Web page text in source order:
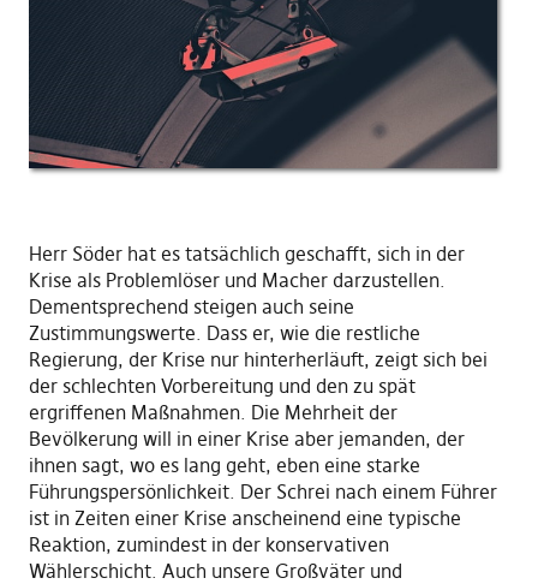
Herr Söder hat es tatsächlich geschafft, sich in der
Krise als Problemlöser und Macher darzustellen.
Dementsprechend steigen auch seine
Zustimmungswerte. Dass er, wie die restliche
Regierung, der Krise nur hinterherläuft, zeigt sich bei
der schlechten Vorbereitung und den zu spät
ergriffenen Maßnahmen. Die Mehrheit der
Bevölkerung will in einer Krise aber jemanden, der
ihnen sagt, wo es lang geht, eben eine starke
Führungspersönlichkeit. Der Schrei nach einem Führer
ist in Zeiten einer Krise anscheinend eine typische
Reaktion, zumindest in der konservativen
Wählerschicht. Auch unsere Großväter und